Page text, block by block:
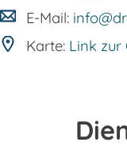
E-Mail:
Karte: Link zur